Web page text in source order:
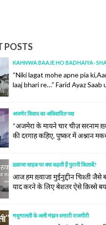
POSTS
“Niki lagat mohe apne pia
laaj bhari re…” Farid Ayaz Saab
over a WhatsApp call, and at
73, he was a curious learner,
accepted it in absolute
अजमेर विवाद का अविवादित पक्ष
“अजमेरा के मायने चार चीज़ सरनाम
की दरगाह कहिए, पुष्कर में अश्नान
अजमेर का ऐसा नाता है जैसा चन्दन और
। अजमेर सूफ़ी संतों के लिए एक ऐसा
देश... continue reading
ख़्वाजा साहब पर क्या कहती हैं पुरानी किताबें?
आज हम ख़्वाजा मुईनुद्दीन चिश्ती जैसे
याद करने के लिए बेशतर ऐसे क़िस्से
निज़ामुद्दीन औलिया के पिरान-ए-पीर हैं।
मधुमालती के अली मंझन शत्तारी राजगीरी